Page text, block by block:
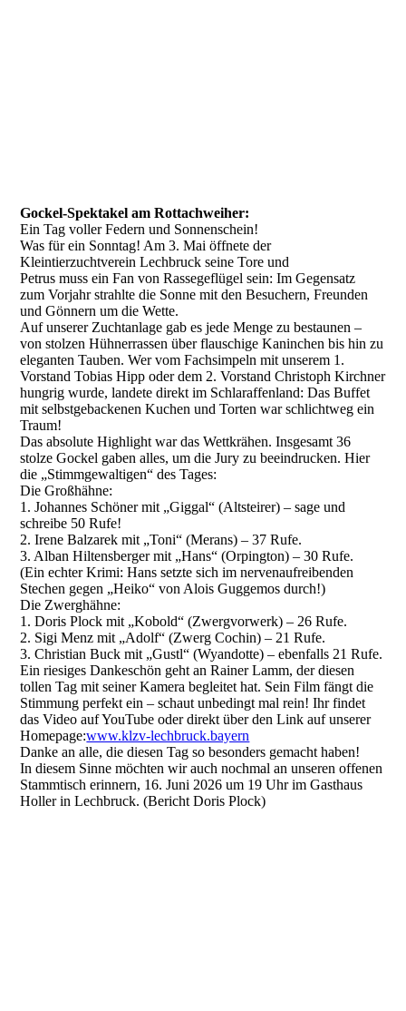
Gockel-Spektakel am Rottachweiher:
Ein Tag voller Federn und Sonnenschein!
Was für ein Sonntag! Am 3. Mai öffnete der
Kleintierzuchtverein Lechbruck seine Tore und
Petrus muss ein Fan von Rassegeflügel sein: Im Gegensatz
zum Vorjahr strahlte die Sonne mit den Besuchern, Freunden
und Gönnern um die Wette.
Auf unserer Zuchtanlage gab es jede Menge zu bestaunen –
von stolzen Hühnerrassen über flauschige Kaninchen bis hin zu
eleganten Tauben. Wer vom Fachsimpeln mit unserem 1.
Vorstand Tobias Hipp oder dem 2. Vorstand Christoph Kirchner
hungrig wurde, landete direkt im Schlaraffenland: Das Buffet
mit selbstgebackenen Kuchen und Torten war schlichtweg ein
Traum!
Das absolute Highlight war das Wettkrähen. Insgesamt 36
stolze Gockel gaben alles, um die Jury zu beeindrucken. Hier
die „Stimmgewaltigen“ des Tages:
Die Großhähne:
1. Johannes Schöner mit „Giggal“ (Altsteirer) – sage und
schreibe 50 Rufe!
2. Irene Balzarek mit „Toni“ (Merans) – 37 Rufe.
3. Alban Hiltensberger mit „Hans“ (Orpington) – 30 Rufe.
(Ein echter Krimi: Hans setzte sich im nervenaufreibenden
Stechen gegen „Heiko“ von Alois Guggemos durch!)
Die Zwerghähne:
1. Doris Plock mit „Kobold“ (Zwergvorwerk) – 26 Rufe.
2. Sigi Menz mit „Adolf“ (Zwerg Cochin) – 21 Rufe.
3. Christian Buck mit „Gustl“ (Wyandotte) – ebenfalls 21 Rufe.
Ein riesiges Dankeschön geht an Rainer Lamm, der diesen
tollen Tag mit seiner Kamera begleitet hat. Sein Film fängt die
Stimmung perfekt ein – schaut unbedingt mal rein! Ihr findet
das Video auf YouTube oder direkt über den Link auf unserer
Homepage:www.klzv-lechbruck.bayern
Danke an alle, die diesen Tag so besonders gemacht haben!
In diesem Sinne möchten wir auch nochmal an unseren offenen
Stammtisch erinnern, 16. Juni 2026 um 19 Uhr im Gasthaus
Holler in Lechbruck. (Bericht Doris Plock)